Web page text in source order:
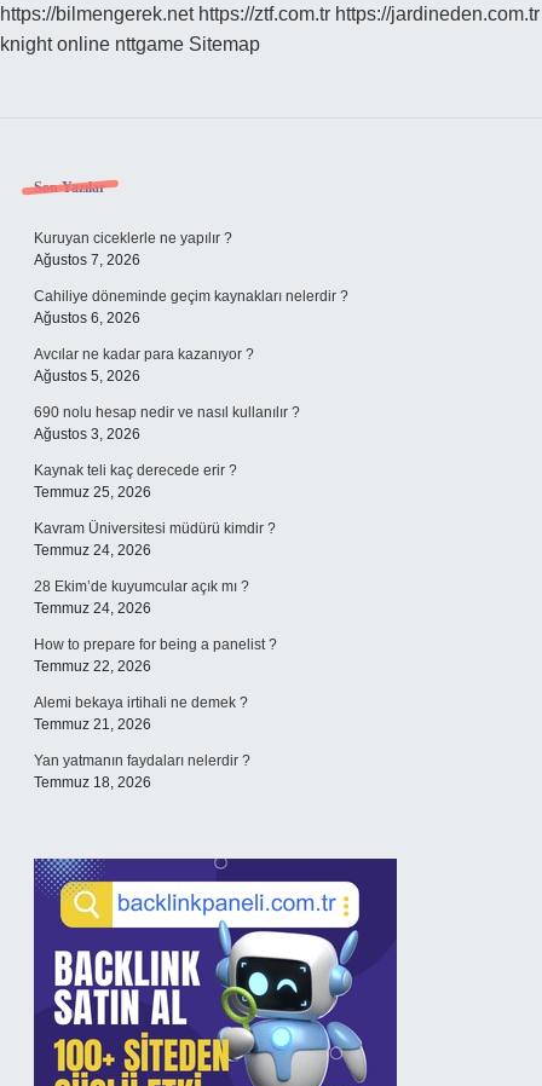
https://bilmengerek.net https://ztf.com.tr https://jardineden.com.tr
knight online nttgame Sitemap
Sidebar
Son Yazılar
Kuruyan ciceklerle ne yapılır ?
Ağustos 7, 2026
Cahiliye döneminde geçim kaynakları nelerdir ?
Ağustos 6, 2026
Avcılar ne kadar para kazanıyor ?
Ağustos 5, 2026
690 nolu hesap nedir ve nasıl kullanılır ?
Ağustos 3, 2026
Kaynak teli kaç derecede erir ?
Temmuz 25, 2026
Kavram Üniversitesi müdürü kimdir ?
Temmuz 24, 2026
28 Ekim’de kuyumcular açık mı ?
Temmuz 24, 2026
How to prepare for being a panelist ?
Temmuz 22, 2026
Alemi bekaya irtihali ne demek ?
Temmuz 21, 2026
Yan yatmanın faydaları nelerdir ?
Temmuz 18, 2026